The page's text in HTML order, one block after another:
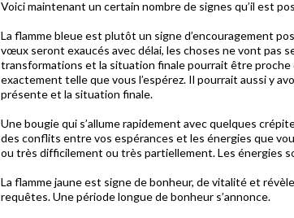
Voici maintenant un certain nombre de signes qu’il est
La flamme bleue est plutôt un signe d’encouragement
vœux seront exaucés avec délai, les choses ne vont pas
transformations et la situation finale pourrait être
exactement telle que vous l’espérez. Il pourrait aussi y
présente et la situation finale.
Une bougie qui s’allume rapidement avec quelques
des conflits entre vos espérances et les énergies que
ou très difficilement ou très partiellement. Les énergies
La flamme jaune est signe de bonheur, de vitalité et
requêtes. Une période longue de bonheur s’annonce.